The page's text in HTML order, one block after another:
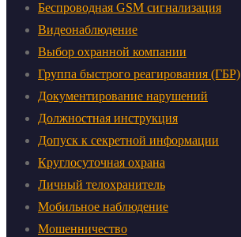
Беспроводная GSM сигнализация
Видеонаблюдение
Выбор охранной компании
Группа быстрого реагирования (ГБР)
Документирование нарушений
Должностная инструкция
Допуск к секретной информации
Круглосуточная охрана
Личный телохранитель
Мобильное наблюдение
Мошенничество